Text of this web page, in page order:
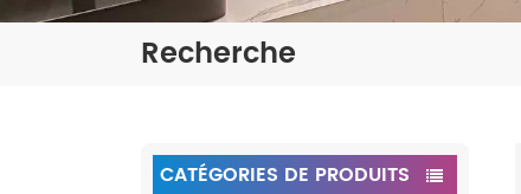
Recherche
CATÉGORIES DE PRODUITS